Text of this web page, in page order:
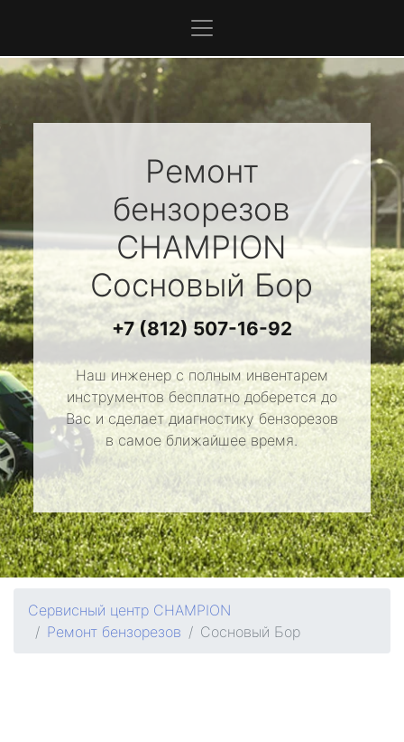
Ремонт
бензорезов
CHAMPION
Сосновый Бор
+7 (812) 507-16-92
Наш инженер с полным инвентарем
инструментов бесплатно доберется до
Вас и сделает диагностику бензорезов
в самое ближайшее время.
Сервисный центр CHAMPION
Ремонт бензорезов
Сосновый Бор